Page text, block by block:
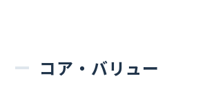
コア・バリュー